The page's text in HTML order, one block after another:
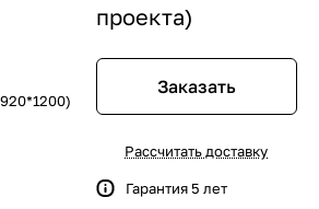
проекта)
Заказать
Рассчитать доставку
Гарантия 5 лет